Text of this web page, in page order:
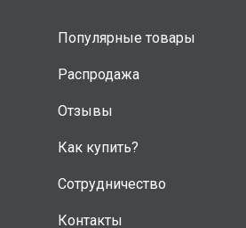
Популярные товары
Распродажа
Отзывы
Как купить?
Сотрудничество
Контакты